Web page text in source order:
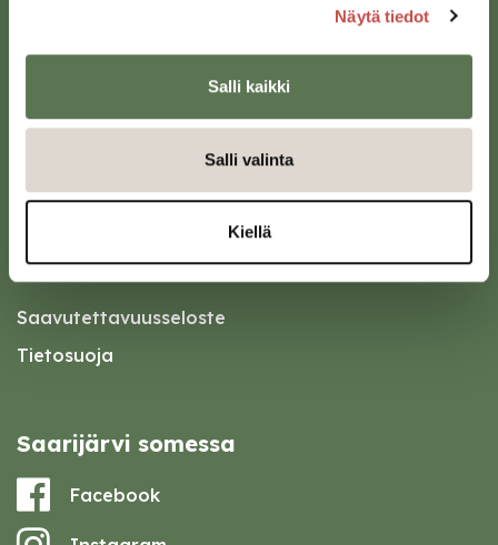
Näytä tiedot
Salli kaikki
Salli valinta
Kiellä
Kotiin meille Saarijärvelle
Tapahtumakalenteri
Esityslistat ja pöytäkirjat
Palautelomake
Saavutettavuusseloste
Tietosuoja
Saarijärvi somessa
Facebook